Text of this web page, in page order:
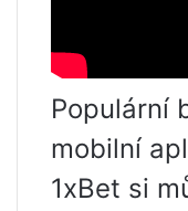
Populární
mobilní
1xBet si